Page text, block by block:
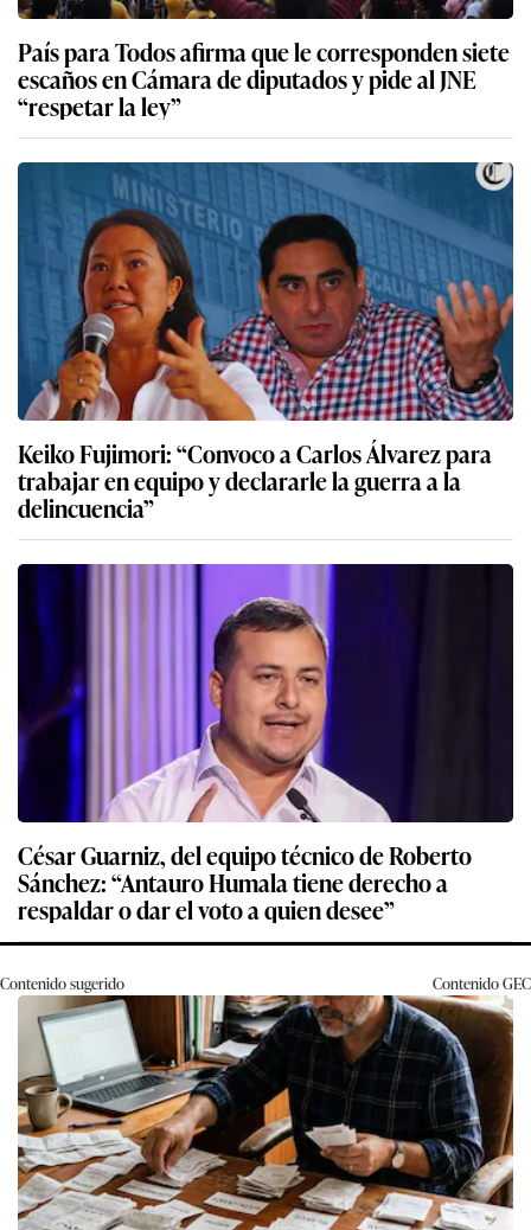
País para Todos afirma que le corresponden siete
escaños en Cámara de diputados y pide al JNE
“respetar la ley”
Keiko Fujimori: “Convoco a Carlos Álvarez para
trabajar en equipo y declararle la guerra a la
delincuencia”
César Guarniz, del equipo técnico de Roberto
Sánchez: “Antauro Humala tiene derecho a
respaldar o dar el voto a quien desee”
Contenido sugerido ContenidoGEC